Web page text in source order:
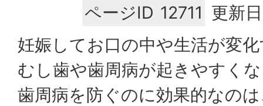
ページID 12711 更新
妊娠してお口の中や生活が変
むし歯や歯周病が起きやすく
歯周病を防ぐのに効果的なの